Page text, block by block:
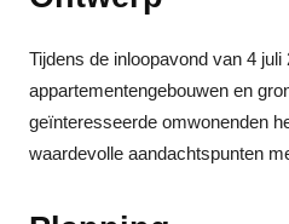
Tijdens de inloopavond van 4
appartementengebouwen en
geïnteresseerde omwonenden
waardevolle aandachtspunten